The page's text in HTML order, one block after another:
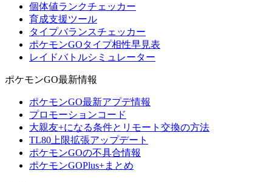
個体値ランクチェッカー
育成支援ツール
タイプバランスチェッカー
ポケモンGOタイプ相性早見表
レイドバトルシミュレーター
ポケモンGO最新情報
ポケモンGO最新アプデ情報
プロモーションコード
大親友+になる条件とリモート交換の方法
TL80上限拡張アップデート
ポケモンGOの不具合情報
ポケモンGOPlus+まとめ